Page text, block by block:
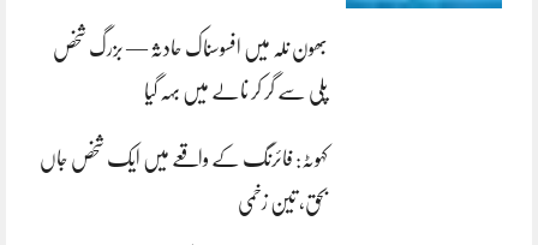
بھون نلہ میں افسوسناک حادثہ — بزرگ شخص
پلی سے گر کر نالے میں بہہ گیا
کہوٹہ: فائرنگ کے واقعے میں ایک شخص جاں
بحق، تین زخمی